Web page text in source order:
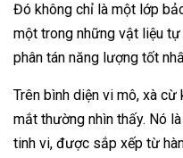
Đó không chỉ là một lớp
một trong những vật liệu
phân tán năng lượng tốt
Trên bình diện vi mô, xà cừ
mắt thường nhìn thấy. Nó
tinh vi, được sắp xếp từ